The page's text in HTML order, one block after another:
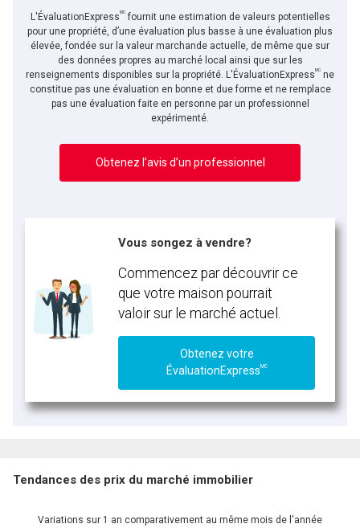
L'ÉvaluationExpressMCfournit une estimation de valeurs potentielles
pour une propriété, d’une évaluation plus basse à une évaluation plus
élevée, fondée sur la valeur marchande actuelle, de même que sur
des données propres au marché local ainsi que sur les
renseignements disponibles sur la propriété. L'ÉvaluationExpressMC ne
constitue pas une évaluation en bonne et due forme et ne remplace
pas une évaluation faite en personne par un professionnel
expérimenté.
Obtenez l’avis d’un professionnel
Vous songez à vendre?
Commencez par découvrir ce
que votre maison pourrait
valoir sur le marché actuel.
Obtenez votre
ÉvaluationExpressMC
Tendances des prix du marché immobilier
Variations sur 1 an comparativement au même mois de l'année